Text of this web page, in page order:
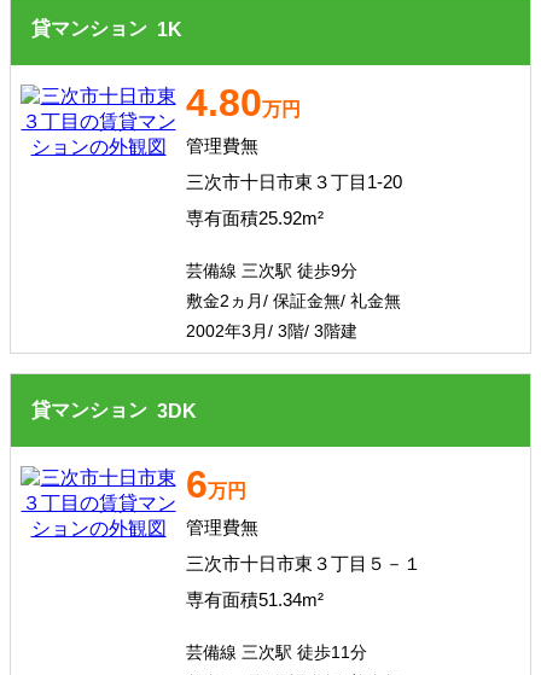
貸マンション 1K
4.80万円
管理費無
三次市十日市東３丁目1-20
専有面積25.92m²
芸備線 三次駅 徒歩9分
敷金2ヵ月/ 保証金無/ 礼金無
2002年3月/ 3階/ 3階建
貸マンション 3DK
6万円
管理費無
三次市十日市東３丁目５－１
専有面積51.34m²
芸備線 三次駅 徒歩11分